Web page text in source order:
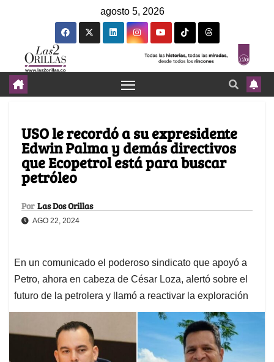
agosto 5, 2026
USO le recordó a su expresidente
Edwin Palma y demás directivos
que Ecopetrol está para buscar
petróleo
Por Las Dos Orillas
AGO 22, 2024
En un comunicado el poderoso sindicato que apoyó a
Petro, ahora en cabeza de César Loza, alertó sobre el
futuro de la petrolera y llamó a reactivar la exploración